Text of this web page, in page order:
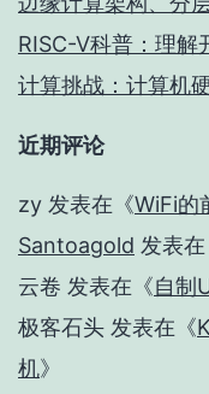
RISC-V科普：理解
计算挑战：计算机
近期评论
zy 发表在《WiFi的
Santoagold 发表
云卷 发表在《自制
极客石头 发表在《
机》